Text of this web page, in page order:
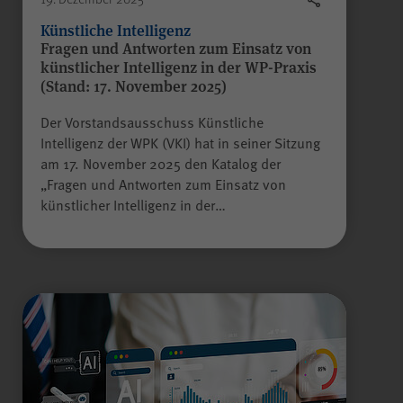
Alle Felder sind Pflichtfelder.
Absenden
Künstliche Intelligenz
Fragen und Antworten zum Einsatz von
künstlicher Intelligenz in der WP-Praxis
(Stand: 17. November 2025)
Der Vorstandsausschuss Künstliche
Intelligenz der WPK (VKI) hat in seiner Sitzung
am 17. November 2025 den Katalog der
„Fragen und Antworten zum Einsatz von
künstlicher Intelligenz in der…
Besuch erneut erfolgen muss.
Auch bis zu diesem Zeitpunkt
bereits erfasste Daten werden in
diesem Fall gelöscht. Der Cookie
speichert hierbei keine
Wunsch, nicht über Matomo
erfasst zu werden.
Anbieter LimeSurvey
Laufzeit Sitzungsende